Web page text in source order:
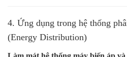
4. Ứng dụng trong hệ thống
(Energy Distribution)